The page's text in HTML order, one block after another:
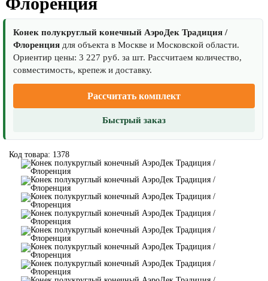
Конек полукруглый конечный АэроДек Традиция /
Флоренция для объекта в Москве и Московской области.
Ориентир цены: 3 227 руб. за шт. Рассчитаем количество,
совместимость, крепеж и доставку.
Рассчитать комплект
Быстрый заказ
Код товара: 1378